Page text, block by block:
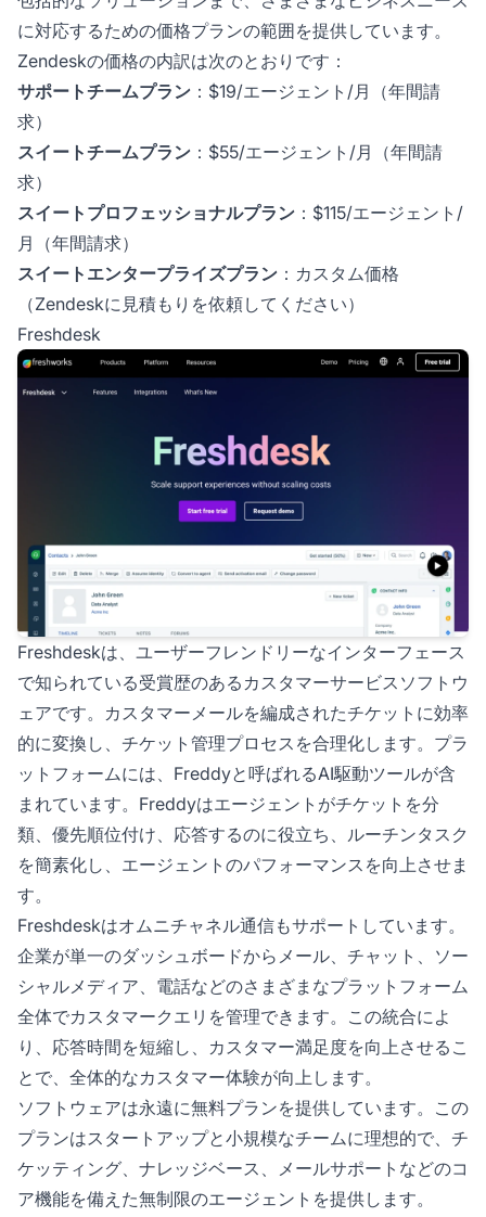
に対応するための価格プランの範囲を提供しています。
Zendeskの価格の内訳は次のとおりです：
サポートチームプラン ：$19/エージェント/月（年間請
求）
スイートチームプラン ：$55/エージェント/月（年間請
求）
スイートプロフェッショナルプラン ：$115/エージェント/
月（年間請求）
スイートエンタープライズプラン ：カスタム価格
（Zendeskに見積もりを依頼してください）
Freshdesk
Freshdeskは、ユーザーフレンドリーなインターフェース
で知られている受賞歴のあるカスタマーサービスソフトウ
ェアです。カスタマーメールを編成されたチケットに効率
的に変換し、チケット管理プロセスを合理化します。プラ
ットフォームには、Freddyと呼ばれるAI駆動ツールが含
まれています。Freddyはエージェントがチケットを分
類、優先順位付け、応答するのに役立ち、ルーチンタスク
を簡素化し、エージェントのパフォーマンスを向上させま
す。
Freshdeskはオムニチャネル通信もサポートしています。
企業が単一のダッシュボードからメール、チャット、ソー
シャルメディア、電話などのさまざまなプラットフォーム
全体でカスタマークエリを管理できます。この統合によ
り、応答時間を短縮し、カスタマー満足度を向上させるこ
とで、全体的なカスタマー体験が向上します。
ソフトウェアは永遠に無料プランを提供しています。この
プランはスタートアップと小規模なチームに理想的で、チ
ケッティング、ナレッジベース、メールサポートなどのコ
ア機能を備えた無制限のエージェントを提供します。